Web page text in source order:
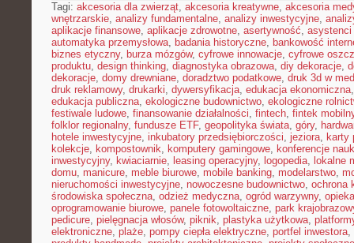
Tagi: akcesoria dla zwierząt, akcesoria kreatywne, akcesoria
wnętrzarskie, analizy fundamentalne, analizy inwestycyjne,
aplikacje finansowe, aplikacje zdrowotne, asertywność, asystenci
automatyka przemysłowa, badania historyczne, bankowość
biznes etyczny, burza mózgów, cyfrowe innowacje, cyfrowe
produktu, design thinking, diagnostyka obrazowa, diy dekoracje,
dekoracje, domy drewniane, doradztwo podatkowe, druk 3d w
druk reklamowy, drukarki, dywersyfikacja, edukacja ekonomiczna
edukacja publiczna, ekologiczne budownictwo, ekologiczne
festiwale ludowe, finansowanie działalności, fintech, fintek
folklor regionalny, fundusze ETF, geopolityka świata, góry,
hotele inwestycyjne, inkubatory przedsiębiorczości, jeziora, karty
kolekcje, kompostownik, komputery gamingowe, konferencje
inwestycyjny, kwiaciarnie, leasing operacyjny, logopedia, lokalne
domu, manicure, meble biurowe, mobile banking, modelarstwo,
nieruchomości inwestycyjne, nowoczesne budownictwo, ochrona
środowiska społeczna, odzież medyczna, ogród warzywny,
oprogramowanie biurowe, panele fotowoltaiczne, park
pedicure, pielęgnacja włosów, piknik, plastyka użytkowa,
elektroniczne, plaże, pompy ciepła elektryczne, portfel inwestora,